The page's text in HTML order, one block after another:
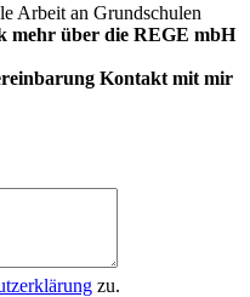
Arbeit an Grundschulen
mehr über die REGE mbH
Kontakt mit mir
zu.